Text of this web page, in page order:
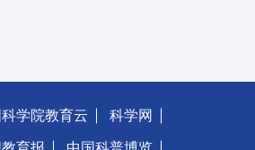
学院教育云 科学网